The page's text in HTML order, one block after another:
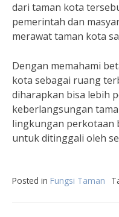
dari taman kota
pemerintah dan
merawat taman kota
Dengan memahami
kota sebagai ruang
diharapkan bisa lebih
keberlangsungan
lingkungan perkotaan
untuk ditinggali oleh
Posted in Fungsi Taman